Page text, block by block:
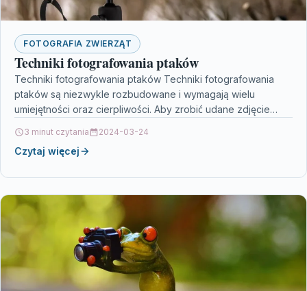
FOTOGRAFIA ZWIERZĄT
Techniki fotografowania ptaków
Techniki fotografowania ptaków Techniki fotografowania
ptaków są niezwykle rozbudowane i wymagają wielu
umiejętności oraz cierpliwości. Aby zrobić udane zdjęcie
3 minut czytania 2024-03-24
Czytaj więcej